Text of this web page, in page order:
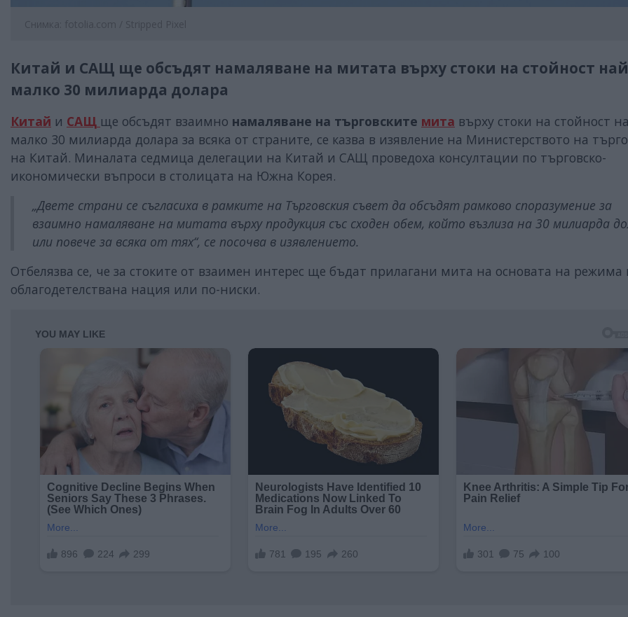
Снимка: fotolia.com / Stripped Pixel
Китай и САЩ ще обсъдят намаляване на митата върху стоки на стойност
малко 30 милиарда долара
Китай и САЩ ще обсъдят взаимно намаляване на търговските мита върху стоки на стойност
малко 30 милиарда долара за всяка от страните, се казва в изявление на Министерството на
на Китай. Миналата седмица делегации на Китай и САЩ проведоха консултации по търговско-
икономически въпроси в столицата на Южна Корея.
„Двете страни се съгласиха в рамките на Търговския съвет да обсъдят рамково споразумение за
взаимно намаляване на митата върху продукция със сходен обем, който възлиза на 30 милиарда
или повече за всяка от тях“, се посочва в изявлението.
Отбелязва се, че за стоките от взаимен интерес ще бъдат прилагани мита на основата на
облагодетелствана нация или по-ниски.